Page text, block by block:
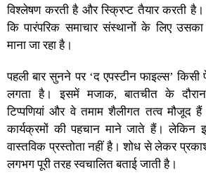
विश्लेषण करती है और स्क्रिप्ट तैयार करती
कि पारंपरिक समाचार संस्थानों के लिए
माना जा रहा है।
पहली बार सुनने पर ‘द एपस्टीन फाइल्स’
लगता है। इसमें मजाक, बातचीत के
टिप्पणियां और वे तमाम शैलीगत तत्व मौजूद हैं
कार्यक्रमों की पहचान माने जाते हैं। लेकिन
वास्तविक प्रस्तोता नहीं है। शोध से लेकर
लगभग पूरी तरह स्वचालित बताई जाती है।